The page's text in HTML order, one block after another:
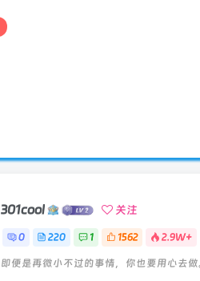
301cool 关注
0 220 1 1562 2.9W+
即便是再微小不过的事情，你也要用心去